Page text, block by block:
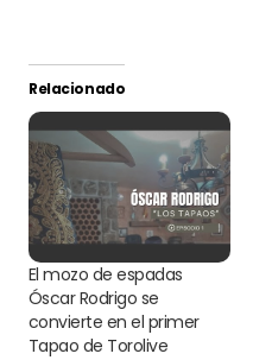
Relacionado
El mozo de espadas
Óscar Rodrigo se
convierte en el primer
Tapao de Torolive